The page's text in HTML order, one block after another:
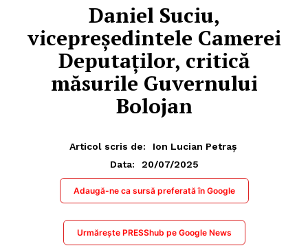
Daniel Suciu,
vicepreședintele Camerei
Deputaților, critică
măsurile Guvernului
Bolojan
Articol scris de:
Ion Lucian Petraș
Data:
20/07/2025
Adaugă-ne ca sursă preferată în Google
Urmărește PRESShub pe Google News